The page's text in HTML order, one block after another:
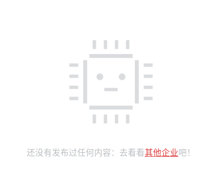
还没有发布过任何内容：去看看其他企业吧！